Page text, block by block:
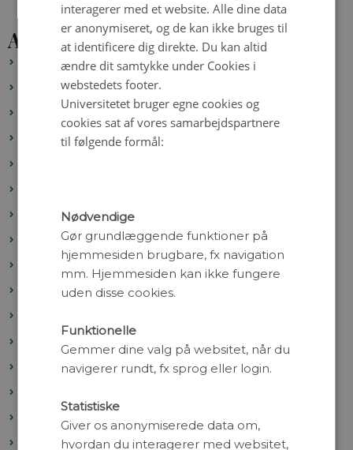
Alle fysik og astronomi quizzer
Quiz – Forunderlige glasmaterialer
Quiz – Graféns hemmeligheder
De første europæere
Kosmiske fyrtårne hjælper forskerne
Jagten på store diamanter
Kosmologiske modeller
Kvantecomputere
Modeller og Klima
Planetbaner
Rejsen ud i rummet
Stonehenge
Tyngdebølger
interagerer med et website. Alle dine data
er anonymiseret, og de kan ikke bruges til
at identificere dig direkte. Du kan altid
ændre dit samtykke under Cookies i
webstedets footer.
Universitetet bruger egne cookies og
cookies sat af vores samarbejdspartnere
til følgende formål:
Nødvendige
Gør grundlæggende funktioner på
hjemmesiden brugbare, fx navigation
mm. Hjemmesiden kan ikke fungere
uden disse cookies.
Funktionelle
Gemmer dine valg på websitet, når du
navigerer rundt, fx sprog eller login.
Statistiske
Giver os anonymiserede data om,
hvordan du interagerer med websitet,